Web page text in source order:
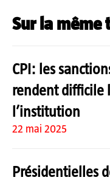
Sur la même
CPI: les
rendent difficile
l’institution
22 mai 2025
Présidentielles